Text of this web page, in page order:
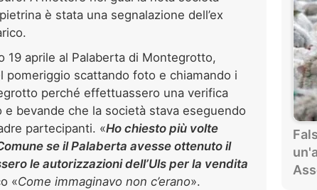
è stata una segnalazione dell’ex
19 aprile al Palaberta di Montegrotto,
pomeriggio scattando foto e chiamando i
perché effettuassero una verifica
bevande che la società stava eseguendo
partecipanti. «Ho chiesto più volte
se il Palaberta avesse ottenuto il
le autorizzazioni dell’Uls per la vendita
«Come immaginavo non c’erano».